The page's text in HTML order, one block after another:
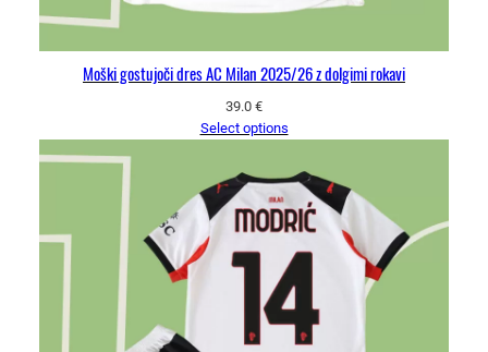
Moški gostujoči dres AC Milan 2025/26 z dolgimi rokavi
39.0 €
Select options